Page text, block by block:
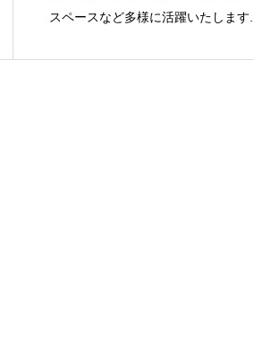
スペースなど多様に活躍いたします...